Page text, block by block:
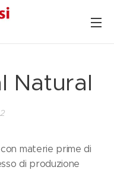
Natural
materie prime di
di produzione